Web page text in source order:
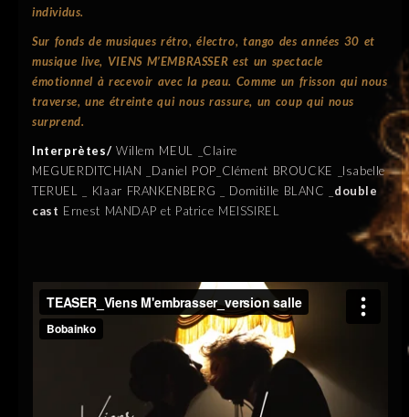
individus.
Sur fonds de musiques rétro, électro, tango des années 30 et
musique live, VIENS M’EMBRASSER est un spectacle
émotionnel à recevoir avec la peau. Comme un frisson qui nous
traverse, une étreinte qui nous rassure, un coup qui nous
surprend.
Interprètes/ Willem MEUL _ Claire
MEGUERDITCHIAN _ Daniel POP_ Clément BROUCKE _ Isabelle
TERUEL _ Klaar FRANKENBERG _ Domitille BLANC _ double
cast Ernest MANDAP et Patrice MEISSIREL